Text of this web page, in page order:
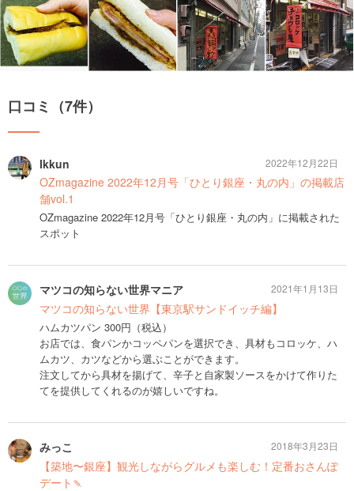
口コミ（7件）
Ikkun
OZmagazine 2022年12月号「ひとり銀座・丸の内」の掲載店
舗vol.1
OZmagazine 2022年12月号「ひとり銀座・丸の内」に掲載された
スポット
2022年12月22日
マツコの知らない世界マニア
マツコの知らない世界【東京駅サンドイッチ編】
ハムカツパン 300円（税込）
お店では、食パンかコッペパンを選択でき、具材もコロッケ、ハ
ムカツ、カツなどから選ぶことができます。
注文してから具材を揚げて、辛子と自家製ソースをかけて作りた
てを提供してくれるのが嬉しいですね。
2021年1月13日
みっこ
【築地〜銀座】観光しながらグルメも楽しむ！定番おさんぽ
デート🍡
2018年3月23日